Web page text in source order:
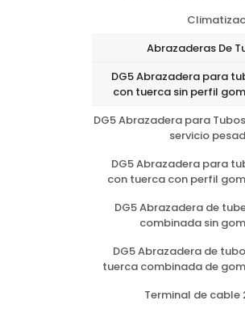
Abrazaderas De
DG5 Abrazadera para
con tuerca sin perfil
DG5 Abrazadera para
servicio
DG5 Abrazadera para
con tuerca con perfil
DG5 Abrazadera de
combinada sin
DG5 Abrazadera de
tuerca combinada de
Terminal de cable